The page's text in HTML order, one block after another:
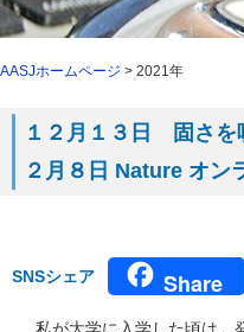
AASJホームページ > 2021年
１２月１３日 固さを
２月８日 Nature オン
SNSシェア Share
私が大学に入学した頃は、